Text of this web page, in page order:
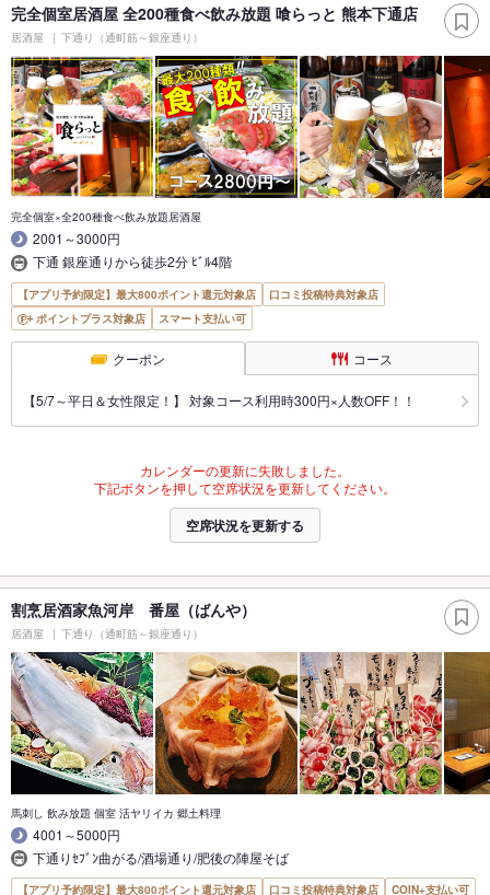
完全個室居酒屋 全200種食べ飲み放題 喰らっと 熊本下通店
居酒屋 下通り（通町筋～銀座通り）
完全個室×全200種食べ飲み放題居酒屋
2001～3000円
下通 銀座通りから徒歩2分 ﾋﾞﾙ4階
【アプリ予約限定】最大800ポイント還元対象店
口コミ投稿特典対象店
ポイントプラス対象店
スマート支払い可
クーポン コース
【5/7～平日＆女性限定！】 対象コース利用時300円×人数OFF！！
カレンダーの更新に失敗しました。
下記ボタンを押して空席状況を更新してください。
空席状況を更新する
割烹居酒家魚河岸 番屋（ばんや）
居酒屋 下通り（通町筋～銀座通り）
馬刺し 飲み放題 個室 活ヤリイカ 郷土料理
4001～5000円
下通りｾﾌﾞﾝ曲がる/酒場通り/肥後の陣屋そば
【アプリ予約限定】最大800ポイント還元対象店 口コミ投稿特典対象店 COIN+支払い可